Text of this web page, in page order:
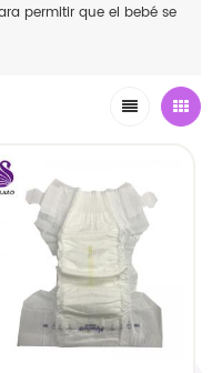
permitir que el bebé se